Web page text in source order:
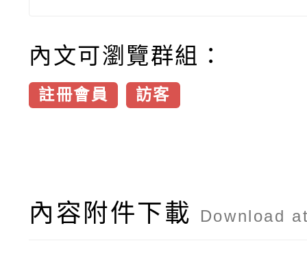
內文可瀏覽群組：
註冊會員 訪客
內容附件下載 Download